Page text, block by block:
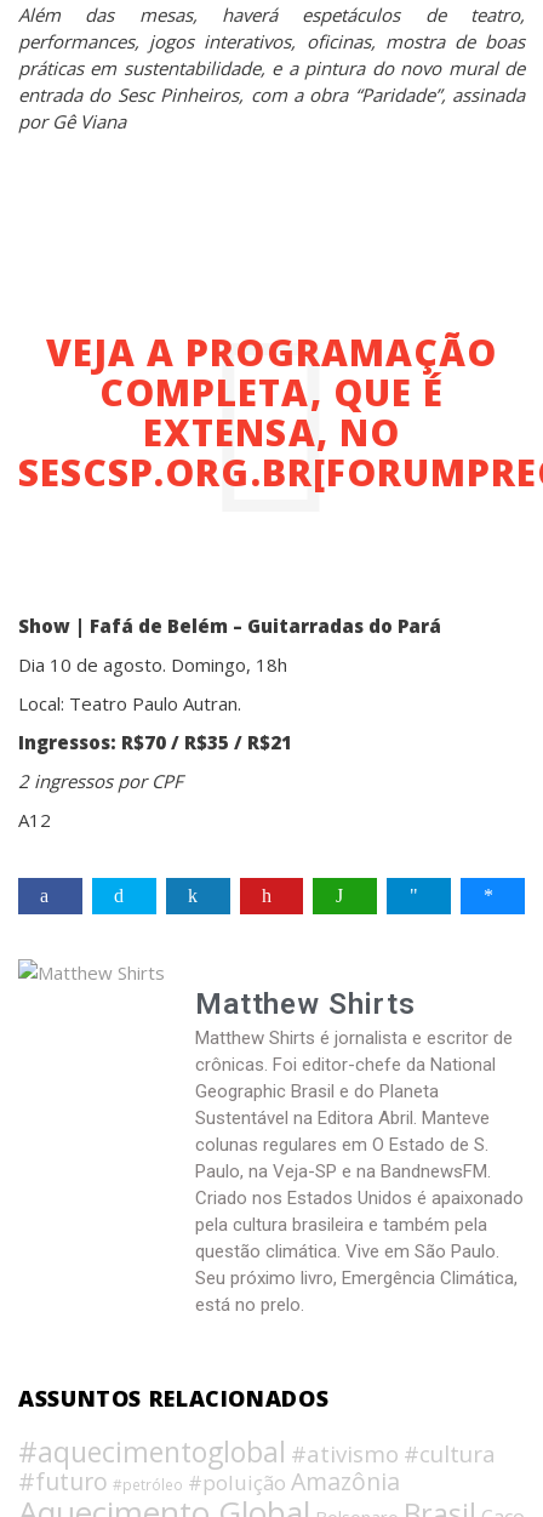
Além das mesas, haverá espetáculos de teatro,
performances, jogos interativos, oficinas, mostra de boas
práticas em sustentabilidade, e a pintura do novo mural de
entrada do Sesc Pinheiros, com a obra “Paridade”, assinada
por Gê Viana
VEJA A PROGRAMAÇÃO
COMPLETA, QUE É
EXTENSA, NO
Show | Fafá de Belém – Guitarradas do Pará
Dia 10 de agosto. Domingo, 18h
Local: Teatro Paulo Autran.
Ingressos: R$70 / R$35 / R$21
2 ingressos por CPF
A12
Matthew Shirts
Matthew Shirts é jornalista e escritor de
crônicas. Foi editor-chefe da National
Geographic Brasil e do Planeta
Sustentável na Editora Abril. Manteve
colunas regulares em O Estado de S.
Paulo, na Veja-SP e na BandnewsFM.
Criado nos Estados Unidos é apaixonado
pela cultura brasileira e também pela
questão climática. Vive em São Paulo.
Seu próximo livro, Emergência Climática,
está no prelo.
ASSUNTOS RELACIONADOS
#aquecimentoglobal #ativismo #cultura
#futuro #petróleo #poluição Amazônia